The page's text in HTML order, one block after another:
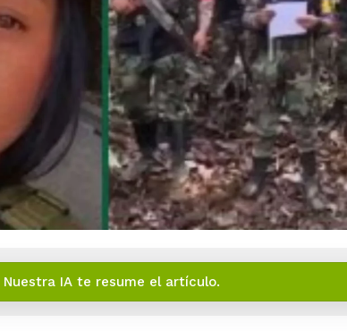
Nuestra IA te resume el artículo.